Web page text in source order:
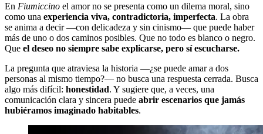
En Fiumiccino el amor no se presenta como un dilema moral, sino
como una experiencia viva, contradictoria, imperfecta. La obra
se anima a decir —con delicadeza y sin cinismo— que puede haber
más de uno o dos caminos posibles. Que no todo es blanco o negro.
Que el deseo no siempre sabe explicarse, pero sí escucharse.
La pregunta que atraviesa la historia —¿se puede amar a dos
personas al mismo tiempo?— no busca una respuesta cerrada. Busca
algo más difícil: honestidad. Y sugiere que, a veces, una
comunicación clara y sincera puede abrir escenarios que jamás
hubiéramos imaginado habitables.